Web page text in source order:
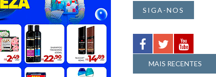
SIGA-NOS
MAIS RECENTES